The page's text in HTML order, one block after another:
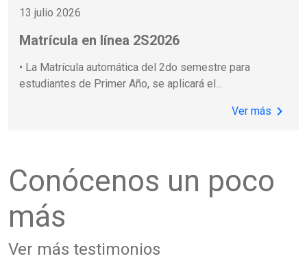
13 julio 2026
Matrícula en línea 2S2026
• La Matrícula automática del 2do semestre para
estudiantes de Primer Año, se aplicará el...
Ver más chevron_right
Conócenos un poco
más
Ver más testimonios